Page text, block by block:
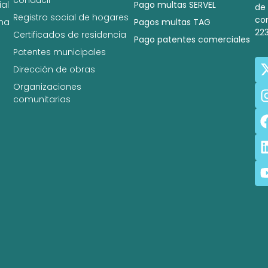
Pago multas SERVEL
Pagos multas TAG
Pago patentes comerciales
Registro social de hogares
Certificados de residencia
Patentes municipales
Dirección de obras
Organizaciones
comunitarias
de